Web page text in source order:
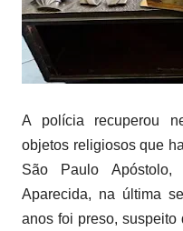
A polícia recuperou
objetos religiosos que
São Paulo
Aparecida, na última
anos foi preso, suspeito